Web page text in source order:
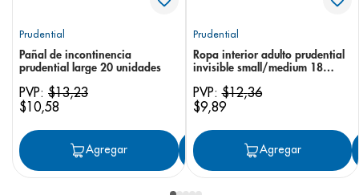
Prudential
Pañal de incontinencia
prudential large 20 unidades
PVP: $13,23
$10,58
Agregar Agregar
Prudential
Ropa interior adulto prudential
invisible small/medium 18
PVP:$12,36
$9,89
Agregar